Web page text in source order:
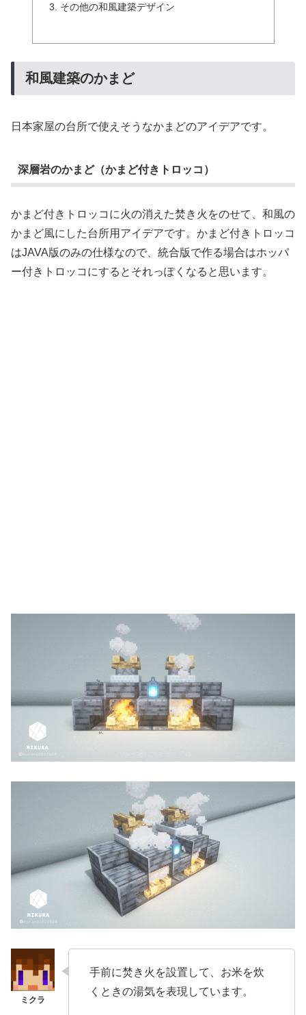
その他の和風建築デザイン
和風建築のかまど
日本家屋の台所で使えそうなかまどのアイデアです。
深層岩のかまど（かまど付きトロッコ）
かまど付きトロッコに火の消えた焚き火をのせて、和風の
かまど風にした台所用アイデアです。かまど付きトロッコ
はJAVA版のみの仕様なので、統合版で作る場合はホッパ
ー付きトロッコにするとそれっぽくなると思います。
手前に焚き火を設置して、お米を炊
くときの湯気を表現しています。